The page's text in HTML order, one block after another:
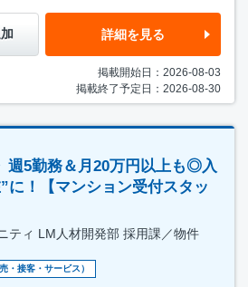
詳細を見る
掲載開始日：2026-08-03
掲載終了予定日：2026-08-30
週5勤務＆月20万円以上も◎入
に！【マンション受付スタッ
ティ LM人材開発部 採用課／物件
・接客・サービス）